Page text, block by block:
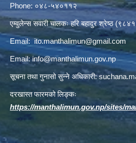
Phone: ०४८-५४०११२
एम्वुलेन्स सवारी चालकः हरि बहादुर श्रेष्ठ
Email:ito.manthalimun@gmail.com
Email:info@manthalimun.gov.np
सूचना तथा गुनासो सुन्ने अधिकारी:
दरखास्त फारमको लिङ्कः
https://manthalimun.gov.np/sites/